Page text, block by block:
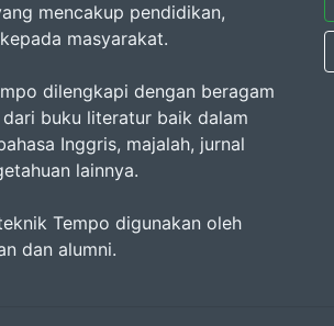
mencakup pendidikan,
masyarakat.
dilengkapi dengan beragam
buku literatur baik dalam
Inggris, majalah, jurnal
lainnya.
Tempo digunakan oleh
dan alumni.